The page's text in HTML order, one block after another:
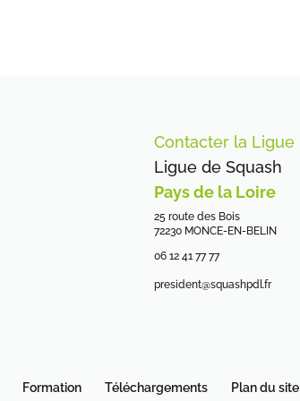
Contacter la Ligue
Ligue de Squash
Pays de la Loire
25 route des Bois
72230 MONCE-EN-BELIN
06 12 41 77 77
president@squashpdl.fr
Formation Téléchargements Plan du site